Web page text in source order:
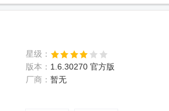
星级：
版本： 1.6.30270 官方版
厂商： 暂无